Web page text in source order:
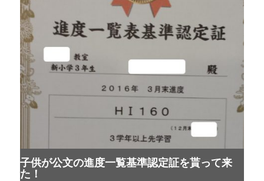
子供が公文の進度一覧基準認定証を貰って来
た！